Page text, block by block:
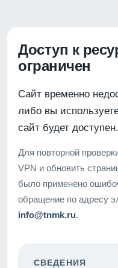
Доступ к
ограничен
Сайт временно
либо вы
сайт будет доступен.
Для повторной
VPN и обновить
было применено
обращение по адресу
info@tnmk.ru.
СВЕДЕНИЯ